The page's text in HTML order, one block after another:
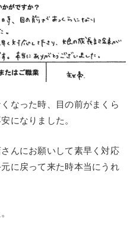
なった時、目の前がまくら
になりました。
んにお願いして素早く対応
に戻って来た時本当にうれ